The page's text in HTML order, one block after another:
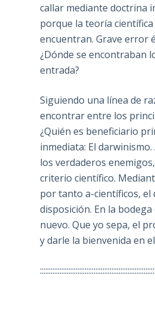
callar mediante doctrina
porque la teoría
encuentran. Grave error
¿Dónde se encontraban
entrada?
Siguiendo una línea de
encontrar entre los
¿Quién es beneficiario
inmediata: El
los verdaderos
criterio científico.
por tanto a-científicos, el
disposición. En la
nuevo. Que yo sepa, el
y darle la bienvenida en